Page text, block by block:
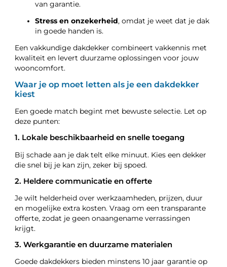
van garantie.
Stress en onzekerheid, omdat je weet dat je dak
in goede handen is.
Een vakkundige dakdekker combineert vakkennis met
kwaliteit en levert duurzame oplossingen voor jouw
wooncomfort.
Waar je op moet letten als je een dakdekker
kiest
Een goede match begint met bewuste selectie. Let op
deze punten:
1. Lokale beschikbaarheid en snelle toegang
Bij schade aan je dak telt elke minuut. Kies een dekker
die snel bij je kan zijn, zeker bij spoed.
2. Heldere communicatie en offerte
Je wilt helderheid over werkzaamheden, prijzen, duur
en mogelijke extra kosten. Vraag om een transparante
offerte, zodat je geen onaangename verrassingen
krijgt.
3. Werkgarantie en duurzame materialen
Goede dakdekkers bieden minstens 10 jaar garantie op